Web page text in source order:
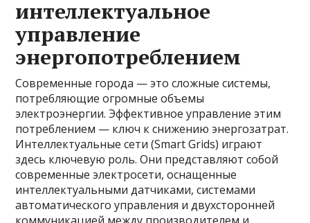
интеллектуальное
управление
энергопотреблением
Современные города — это сложные системы,
потребляющие огромные объемы
электроэнергии. Эффективное управление этим
потреблением — ключ к снижению энергозатрат.
Интеллектуальные сети (Smart Grids) играют
здесь ключевую роль. Они представляют собой
современные электросети, оснащенные
интеллектуальными датчиками, системами
автоматического управления и двухсторонней